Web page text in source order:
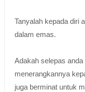
Tanyalah kepada diri
dalam emas.
Adakah selepas
menerangkannya
juga berminat untuk